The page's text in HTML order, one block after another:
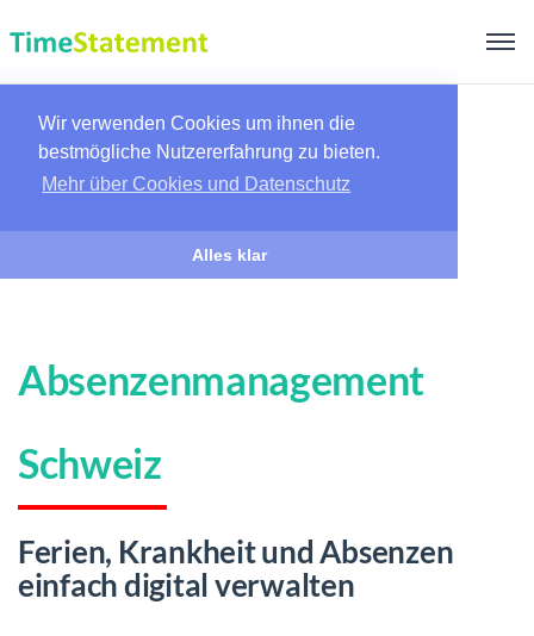
Wir verwenden Cookies um ihnen die
bestmögliche Nutzererfahrung zu bieten.
Mehr über Cookies und Datenschutz
Alles klar
Absenzenmanagement
Schweiz
Ferien, Krankheit und Absenzen
einfach digital verwalten